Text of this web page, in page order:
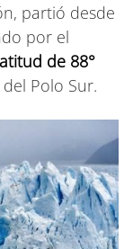
partió desde
por el
de 88°
Polo Sur.